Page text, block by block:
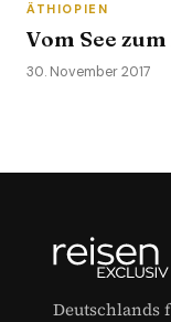
ÄTHIOPIEN
Vom See
30. November 2017
Deutschlands